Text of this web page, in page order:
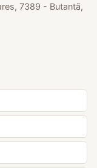
7389 - Butantã,